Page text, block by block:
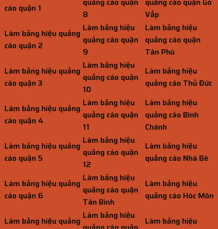
cáo quận 1
8
Vấp
Làm bảng hiệu quảng
cáo quận 2
Làm bảng hiệu
quảng cáo quận
9
Làm bảng hiệu
quảng cáo quận
Tân Phú
Làm bảng hiệu quảng
cáo quận 3
Làm bảng hiệu
quảng cáo quận
10
Làm bảng hiệu
quảng cáo Thủ Đức
Làm bảng hiệu quảng
cáo quận 4
Làm bảng hiệu
quảng cáo quận
11
Làm bảng hiệu
quảng cáo Bình
Chánh
Làm bảng hiệu quảng
cáo quận 5
Làm bảng hiệu
quảng cáo quận
12
Làm bảng hiệu
quảng cáo Nhà Bè
Làm bảng hiệu quảng
cáo quận 6
Làm bảng hiệu
quảng cáo quận
Tân Bình
Làm bảng hiệu
quảng cáo Hóc Môn
Làm bảng hiệu quảng Làm bảng hiệu
Làm bảng hiệu